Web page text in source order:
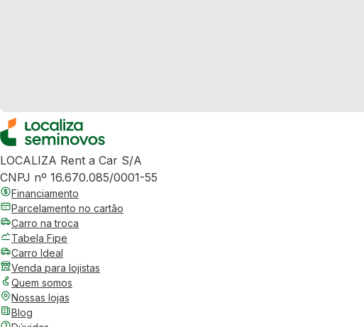
LOCALIZA Rent a Car S/A
CNPJ nº 16.670.085/0001-55
Financiamento
Parcelamento no cartão
Carro na troca
Tabela Fipe
Carro Ideal
Venda para lojistas
Quem somos
Nossas lojas
Blog